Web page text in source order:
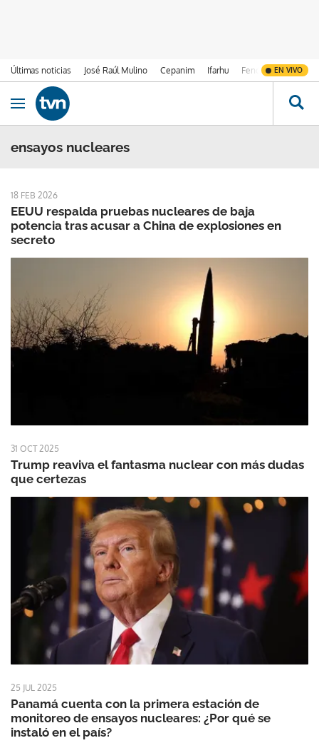
Últimas noticias José Raúl Mulino Cepanim Ifarhu Fenómeno de El
EN VIVO
Ir al contenido
Obrir navegació
ensayos nucleares
18 FEB 2026
EEUU respalda pruebas nucleares de baja
potencia tras acusar a China de explosiones en
secreto
31 OCT 2025
Trump reaviva el fantasma nuclear con más dudas
que certezas
25 JUL 2025
Panamá cuenta con la primera estación de
monitoreo de ensayos nucleares: ¿Por qué se
instaló en el país?